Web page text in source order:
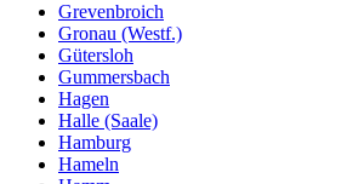
Grevenbroich
Gronau (Westf.)
Gütersloh
Gummersbach
Hagen
Halle (Saale)
Hamburg
Hameln